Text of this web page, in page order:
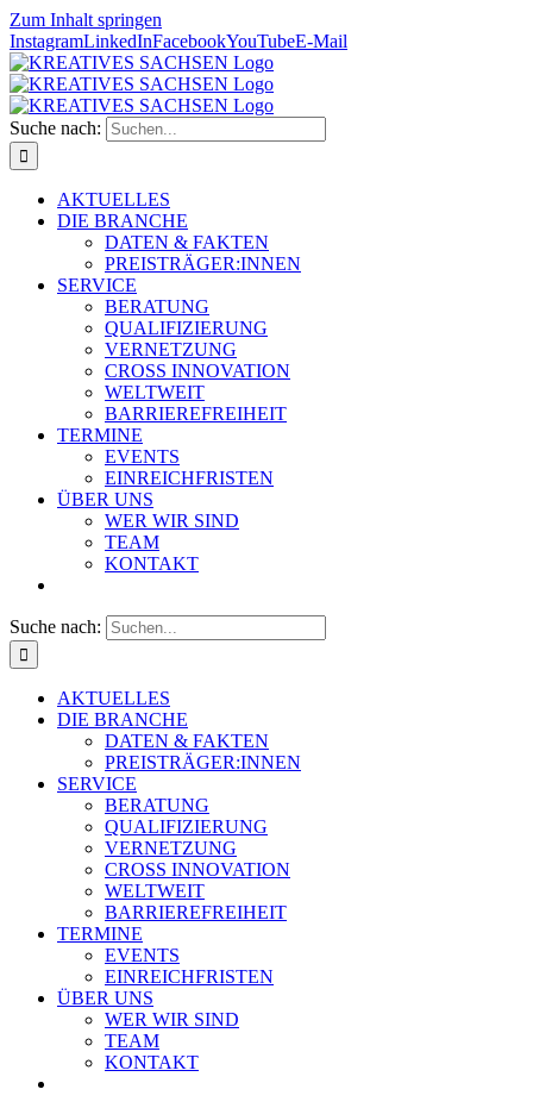
Zum Inhalt springen
InstagramLinkedInFacebookYouTubeE-Mail
Suche nach:
AKTUELLES
DIE BRANCHE
DATEN & FAKTEN
PREISTRÄGER:INNEN
SERVICE
BERATUNG
QUALIFIZIERUNG
VERNETZUNG
CROSS INNOVATION
WELTWEIT
BARRIEREFREIHEIT
TERMINE
EVENTS
EINREICHFRISTEN
ÜBER UNS
WER WIR SIND
TEAM
KONTAKT
Suche nach:
AKTUELLES
DIE BRANCHE
DATEN & FAKTEN
PREISTRÄGER:INNEN
SERVICE
BERATUNG
QUALIFIZIERUNG
VERNETZUNG
CROSS INNOVATION
WELTWEIT
BARRIEREFREIHEIT
TERMINE
EVENTS
EINREICHFRISTEN
ÜBER UNS
WER WIR SIND
TEAM
KONTAKT